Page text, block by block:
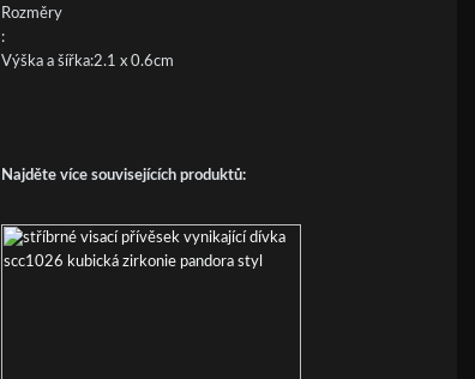
Rozměry
:
Výška a šířka:2.1 x 0.6cm
Najděte více souvisejících produktů: